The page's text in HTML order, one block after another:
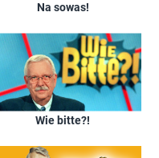
Na sowas!
Wie bitte?!